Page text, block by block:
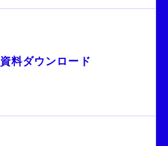
資料ダウンロード